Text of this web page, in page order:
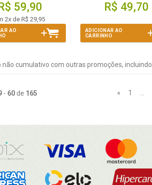
R$ 59,90
2x de R$ 29,95
AO
R$ 49,70
ADICIONAR AO
CARRINHO
não cumulativo com outras promoções, incluindo
- 60de 165 « 1